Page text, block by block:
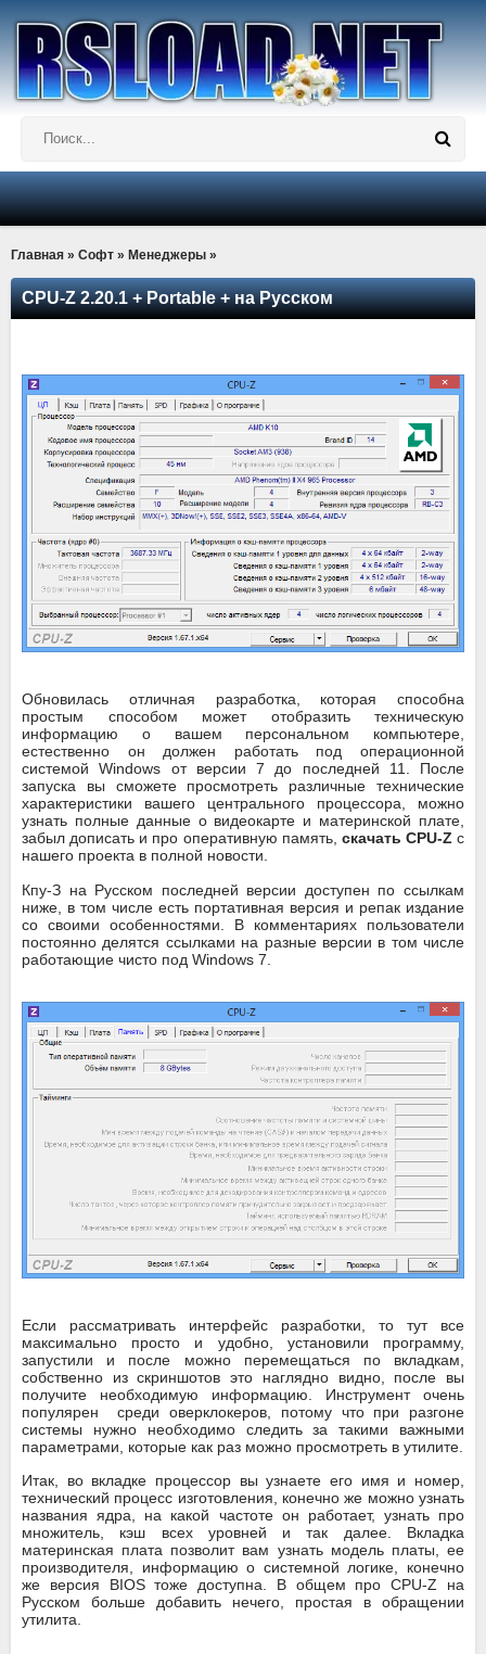
Главная » Софт » Менеджеры »
CPU-Z 2.20.1 + Portable + на Русском
Обновилась отличная разработка, которая способна
простым способом может отобразить техническую
информацию о вашем персональном компьютере,
естественно он должен работать под операционной
системой Windows от версии 7 до последней 11. После
запуска вы сможете просмотреть различные технические
характеристики вашего центрального процессора, можно
узнать полные данные о видеокарте и материнской плате,
забыл дописать и про оперативную память, скачать CPU-Z с
нашего проекта в полной новости.
Кпу-З на Русском последней версии доступен по ссылкам
ниже, в том числе есть портативная версия и репак издание
со своими особенностями. В комментариях пользователи
постоянно делятся ссылками на разные версии в том числе
работающие чисто под Windows 7.
Если рассматривать интерфейс разработки, то тут все
максимально просто и удобно, установили программу,
запустили и после можно перемещаться по вкладкам,
собственно из скриншотов это наглядно видно, после вы
получите необходимую информацию. Инструмент очень
популярен среди оверклокеров, потому что при разгоне
системы нужно необходимо следить за такими важными
параметрами, которые как раз можно просмотреть в утилите.
Итак, во вкладке процессор вы узнаете его имя и номер,
технический процесс изготовления, конечно же можно узнать
названия ядра, на какой частоте он работает, узнать про
множитель, кэш всех уровней и так далее. Вкладка
материнская плата позволит вам узнать модель платы, ее
производителя, информацию о системной логике, конечно
же версия BIOS тоже доступна. В общем про CPU-Z на
Русском больше добавить нечего, простая в обращении
утилита.